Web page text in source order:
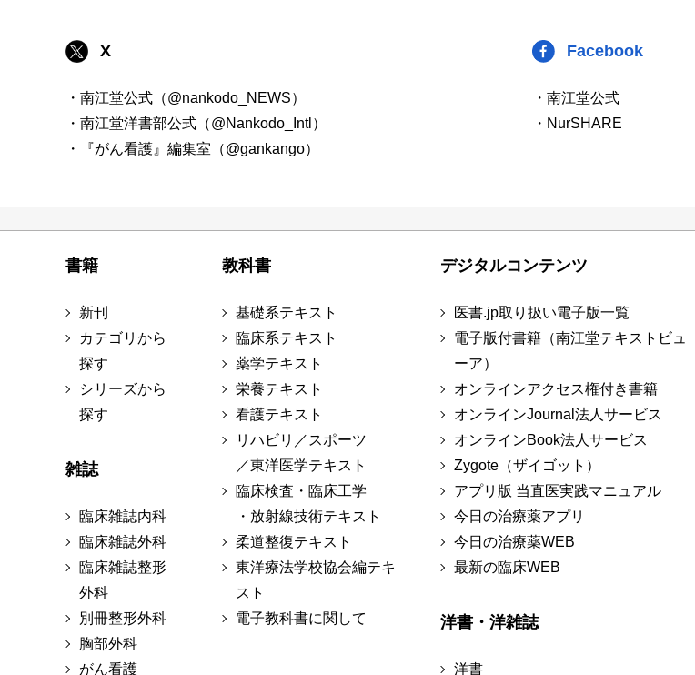
X
・南江堂公式（@nankodo_NEWS）
・南江堂洋書部公式（@Nankodo_Intl）
・『がん看護』編集室（@gankango）
Facebook
・南江堂公式
・NurSHARE
書籍
新刊
カテゴリから
探す
シリーズから
探す
雑誌
臨床雑誌内科
臨床雑誌外科
臨床雑誌整形
外科
別冊整形外科
胸部外科
がん看護
教科書
基礎系テキスト
臨床系テキスト
薬学テキスト
栄養テキスト
看護テキスト
リハビリ／スポーツ
／東洋医学テキスト
臨床検査・臨床工学
・放射線技術テキスト
柔道整復テキスト
東洋療法学校協会編テキ
スト
電子教科書に関して
デジタルコンテンツ
医書.jp取り扱い電子版一覧
電子版付書籍（南江堂テキストビュ
ーア）
オンラインアクセス権付き書籍
オンラインJournal法人サービス
オンラインBook法人サービス
Zygote（ザイゴット）
アプリ版 当直医実践マニュアル
今日の治療薬アプリ
今日の治療薬WEB
最新の臨床WEB
洋書・洋雑誌
洋書